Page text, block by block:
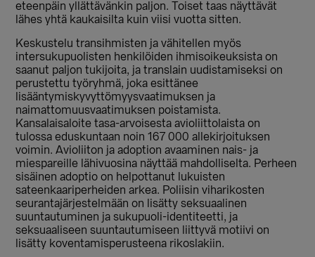
eteenpäin yllättävänkin paljon. Toiset taas näyttävät
lähes yhtä kaukaisilta kuin viisi vuotta sitten.
Keskustelu transihmisten ja vähitellen myös
intersukupuolisten henkilöiden ihmisoikeuksista on
saanut paljon tukijoita, ja translain uudistamiseksi on
perustettu työryhmä, joka esittänee
lisääntymiskyvyttömyysvaatimuksen ja
naimattomuusvaatimuksen poistamista.
Kansalaisaloite tasa-arvoisesta avioliittolaista on
tulossa eduskuntaan noin 167 000 allekirjoituksen
voimin. Avioliiton ja adoption avaaminen nais- ja
miespareille lähivuosina näyttää mahdolliselta. Perheen
sisäinen adoptio on helpottanut lukuisten
sateenkaariperheiden arkea. Poliisin viharikosten
seurantajärjestelmään on lisätty seksuaalinen
suuntautuminen ja sukupuoli-identiteetti, ja
seksuaaliseen suuntautumiseen liittyvä motiivi on
lisätty koventamisperusteena rikoslakiin.